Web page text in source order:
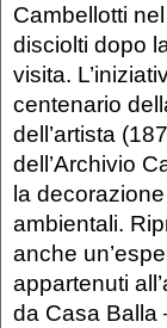
Cambellotti
disciolti dopo
visita.
centenario
dell’artista
dell’Archivio
la
ambientali.
anche
appartenuti
da Casa Balla